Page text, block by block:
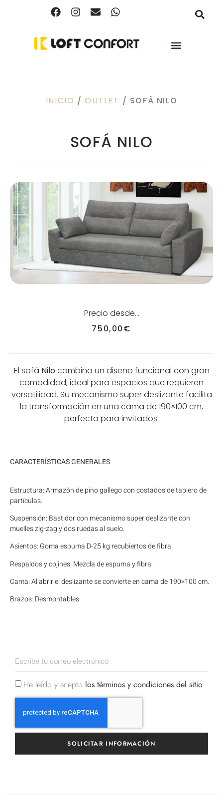
INICIO /OUTLET / SOFÁ NILO
SOFÁ NILO
Precio desde…
750,00€
El sofá Nilocombina un diseño funcional con gran
comodidad, ideal para espacios que requieren
versatilidad. Su mecanismo super deslizante facilita
la transformación en una cama de 190×100 cm,
perfecta para invitados.
CARACTERÍSTICAS GENERALES
Estructura: Armazón de pino gallego con costados de tablero de
partículas.
Suspensión: Bastidor con mecanismo super deslizante con
muelles zig-zag y dos ruedas al suelo.
Asientos: Goma espuma D-25 kg recubiertos de fibra.
Respaldos y cojines: Mezcla de espuma y fibra.
Cama: Al abrir el deslizante se convierte en cama de 190×100 cm.
Brazos: Desmontables.
He leído y acepto los términos y condiciones del sitio
SOLICITAR INFORMACIÓN